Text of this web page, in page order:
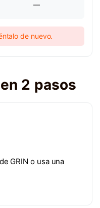
—
de nuevo.
2 pasos
GRIN o usa una